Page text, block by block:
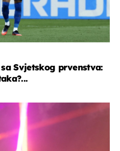
Svjetskog prvenstva: